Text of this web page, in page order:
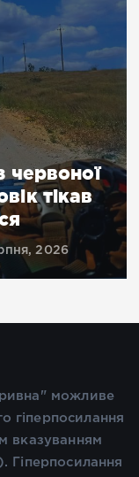
червоної
тікав
2026
можливе
гіперпосилання
вказуванням
Гіперпосилання